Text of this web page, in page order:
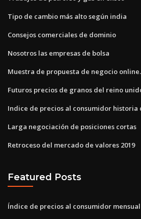
Tipo de cambio más alto según india
Consejos comerciales de dominio
Nosotros las empresas de bolsa
Muestra de propuesta de negocio online.
Futuros precios de granos del reino
Indice de precios al consumidor historia
Larga negociación de posiciones cortas
Retroceso del mercado de valores 2019
Featured Posts
Índice de precios al consumidor mensual